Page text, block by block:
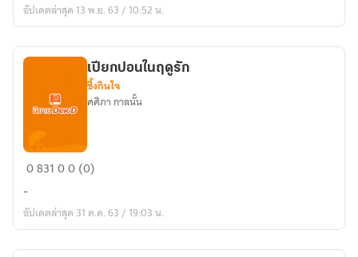
อัปเดตล่าสุด 13 พ.ย. 63 / 10:52 น.
เปียก
ฤดู
เปียกปอนในฤดูรัก
ซึ้งกินใจ
ศศิภา กาลนั้น
083100 (0)
-
อัปเดตล่าสุด 31 ต.ค. 63 / 19:03 น.